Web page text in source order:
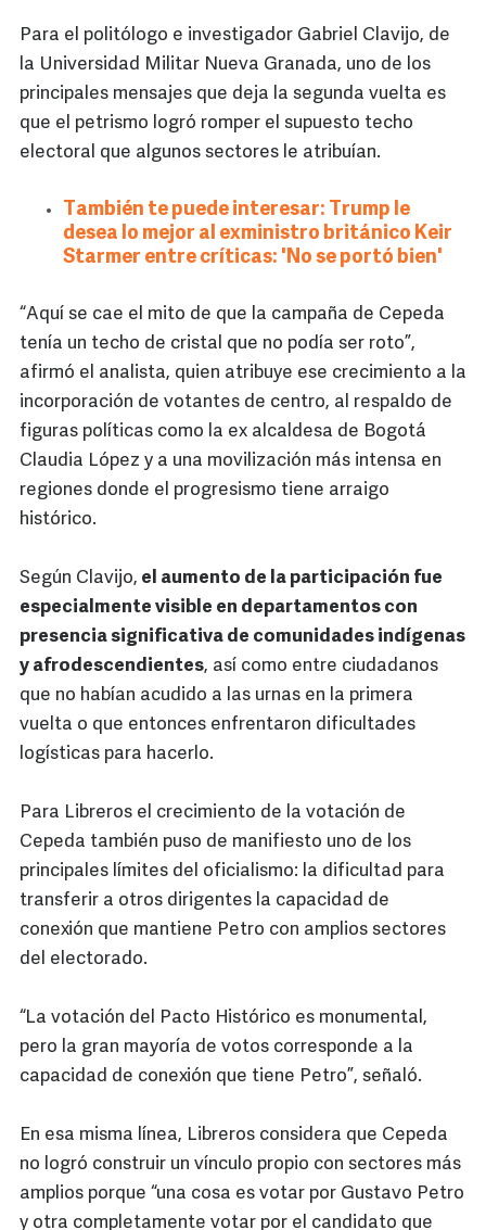
Para el politólogo e investigador Gabriel Clavijo, de
la Universidad Militar Nueva Granada, uno de los
principales mensajes que deja la segunda vuelta es
que el petrismo logró romper el supuesto techo
electoral que algunos sectores le atribuían.
También te puede interesar: Trump le
desea lo mejor al exministro británico Keir
Starmer entre críticas: 'No se portó bien'
“Aquí se cae el mito de que la campaña de Cepeda
tenía un techo de cristal que no podía ser roto”,
afirmó el analista, quien atribuye ese crecimiento a la
incorporación de votantes de centro, al respaldo de
figuras políticas como la ex alcaldesa de Bogotá
Claudia López y a una movilización más intensa en
regiones donde el progresismo tiene arraigo
histórico.
Según Clavijo, el aumento de la participación fue
especialmente visible en departamentos con
presencia significativa de comunidades indígenas
y afrodescendientes, así como entre ciudadanos
que no habían acudido a las urnas en la primera
vuelta o que entonces enfrentaron dificultades
logísticas para hacerlo.
Para Libreros el crecimiento de la votación de
Cepeda también puso de manifiesto uno de los
principales límites del oficialismo: la dificultad para
transferir a otros dirigentes la capacidad de
conexión que mantiene Petro con amplios sectores
del electorado.
“La votación del Pacto Histórico es monumental,
pero la gran mayoría de votos corresponde a la
capacidad de conexión que tiene Petro”, señaló.
En esa misma línea, Libreros considera que Cepeda
no logró construir un vínculo propio con sectores más
amplios porque “una cosa es votar por Gustavo Petro
y otra completamente votar por el candidato que